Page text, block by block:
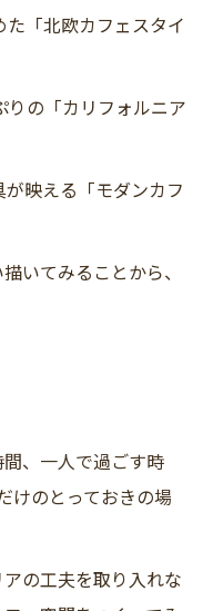
「北欧カフェスタイ
の「カリフォルニア
映える「モダンカフ
いてみることから、
、一人で過ごす時
けのとっておきの場
の工夫を取り入れな